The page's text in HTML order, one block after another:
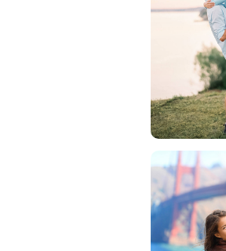
Produkt-